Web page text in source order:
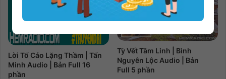
Lời Tố Cáo Lặng Thầm | Tấn
Minh Audio | Bản Full 16
phần
Tỳ Vết Tâm Linh | Bình
Nguyên Lộc Audio | Bản
Full 5 phần